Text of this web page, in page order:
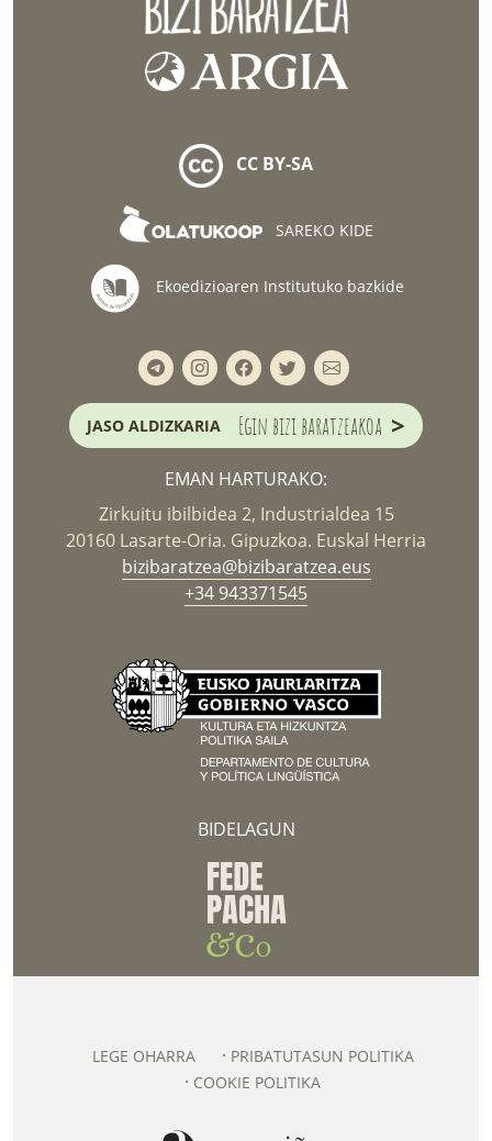
CC BY-SA
SAREKO KIDE
Ekoedizioaren Institutuko bazkide
JASO ALDIZKARIA Egin bizi baratzeakoa >
EMAN HARTURAKO:
Zirkuitu ibilbidea 2, Industrialdea 15
20160 Lasarte-Oria. Gipuzkoa. Euskal Herria
bizibaratzea@bizibaratzea.eus
+34 943371545
BIDELAGUN
LEGE OHARRA
PRIBATUTASUN POLITIKA
COOKIE POLITIKA